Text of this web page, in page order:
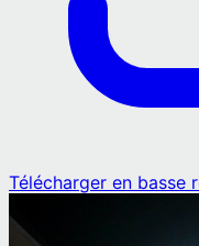
Télécharger en basse